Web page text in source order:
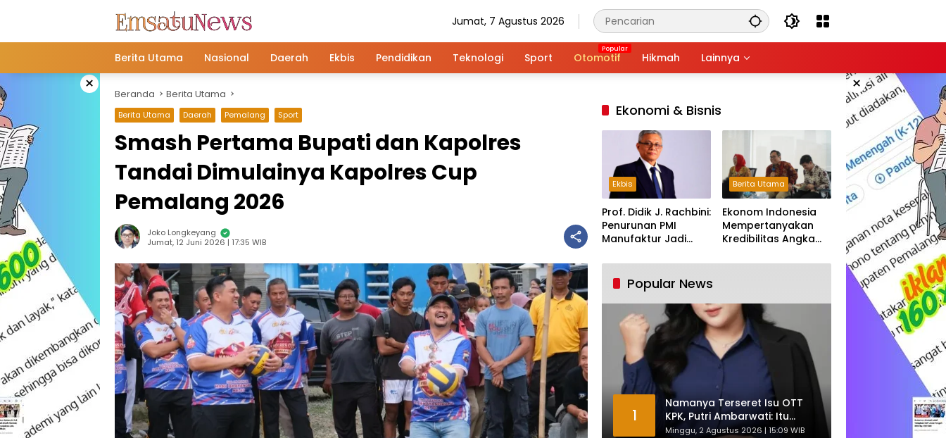
Jumat, 7 Agustus 2026
Berita Utama Nasional Daerah Ekbis Pendidikan Teknologi Sport Otomotif Hikmah Lainnya
× ×
Beranda Berita Utama
Berita Utama Daerah Pemalang Sport
Smash Pertama Bupati dan Kapolres
Tandai Dimulainya Kapolres Cup
Pemalang 2026
Joko Longkeyang
Jumat, 12 Juni 2026 | 17:35 WIB
Ekonomi & Bisnis
Ekbis
Prof. Didik J. Rachbini:
Penurunan PMI
Manufaktur Jadi
Industri Nasional
Berita Utama
Ekonom Indonesia
Mempertanyakan
Kredibilitas Angka
Tumbuh Tapi Rapuh
Popular News
1
Namanya Terseret Isu OTT
KPK, Putri Ambarwati: Itu
Hanya Kesamaan Nama
Minggu, 2 Agustus 2026 | 15:09 WIB